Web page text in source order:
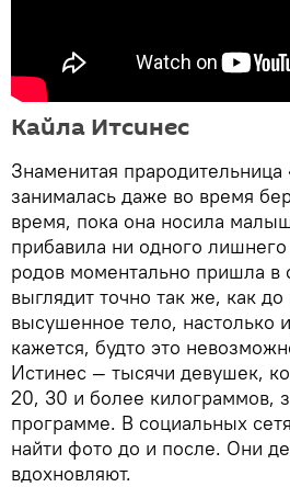
Кайла Итсинес
Знаменитая
занималась даже во время
время, пока она носила
прибавила ни одного
родов моментально пришла в
выглядит точно так же, как
высушенное тело, настолько
кажется, будто это
Истинес — тысячи девушек,
20, 30 и более килограммов,
программе. В социальных
найти фото до и после. Они
вдохновляют.